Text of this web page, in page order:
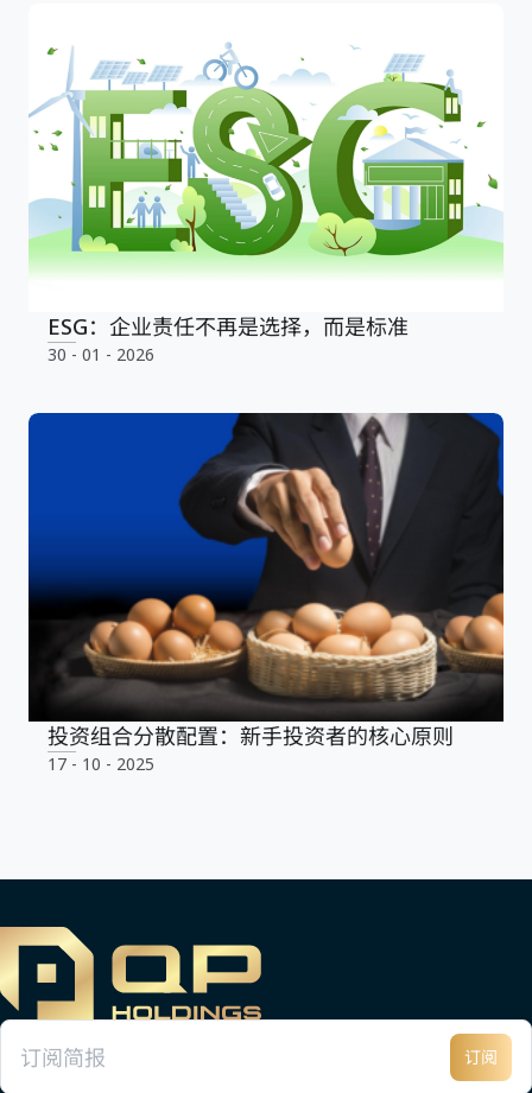
ESG：企业责任不再是选择，而是标准
30 - 01 - 2026
投资组合分散配置：新手投资者的核心原则
17 - 10 - 2025
电子邮件 订阅